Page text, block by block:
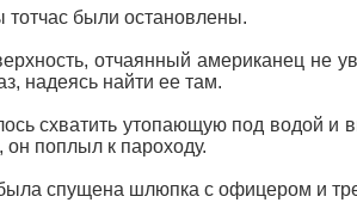
были остановлены.
отчаянный американец не
надеясь найти ее там.
схватить утопающую под водой и
он поплыл к пароходу.
спущена шлюпка с офицером и